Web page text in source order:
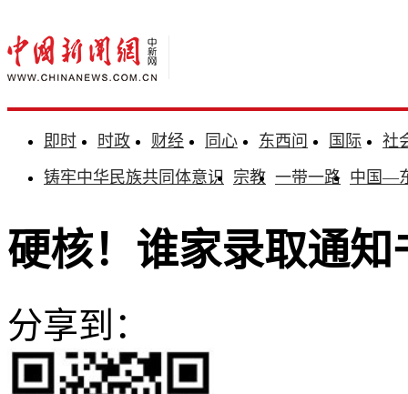
即时 时政 财经 同心 东西问 国际
社
铸牢中华民族共同体意识 宗教 一带一路 中国—
硬核！谁家录取通
分享到：